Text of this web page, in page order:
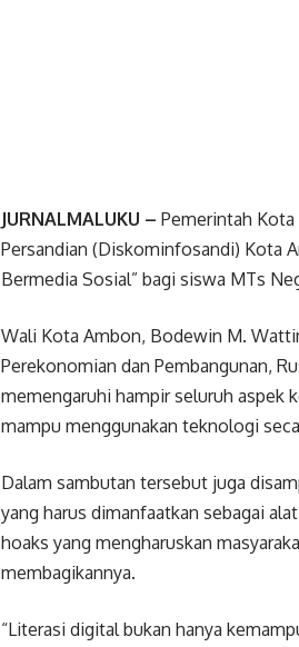
JURNALMALUKU – Pemerintah
Persandian (Diskominfosandi) Kota
Bermedia Sosial” bagi siswa MTs
Wali Kota Ambon, Bodewin M.
Perekonomian dan Pembangunan,
memengaruhi hampir seluruh aspek
mampu menggunakan teknologi
Dalam sambutan tersebut juga
yang harus dimanfaatkan sebagai
hoaks yang mengharuskan
membagikannya.
“Literasi digital bukan hanya